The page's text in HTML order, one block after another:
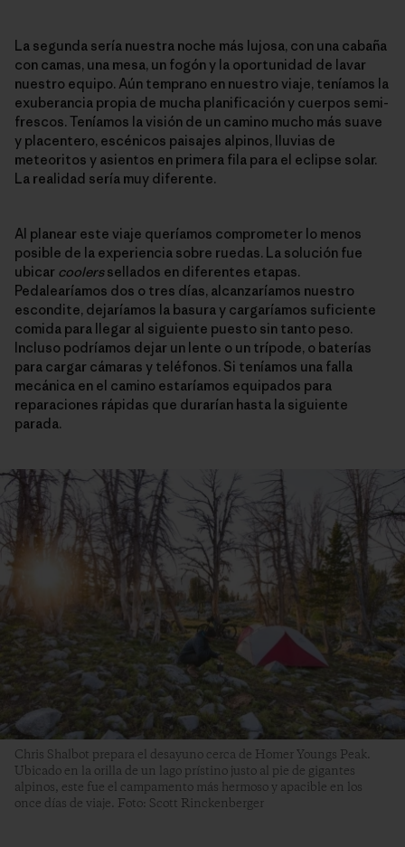
La segunda sería nuestra noche más lujosa, con una cabaña
con camas, una mesa, un fogón y la oportunidad de lavar
nuestro equipo. Aún temprano en nuestro viaje, teníamos la
exuberancia propia de mucha planificación y cuerpos semi-
frescos. Teníamos la visión de un camino mucho más suave
y placentero, escénicos paisajes alpinos, lluvias de
meteoritos y asientos en primera fila para el eclipse solar.
La realidad sería muy diferente.
Al planear este viaje queríamos comprometer lo menos
posible de la experiencia sobre ruedas. La solución fue
ubicar coolerssellados en diferentes etapas.
Pedalearíamos dos o tres días, alcanzaríamos nuestro
escondite, dejaríamos la basura y cargaríamos suficiente
comida para llegar al siguiente puesto sin tanto peso.
Incluso podríamos dejar un lente o un trípode, o baterías
para cargar cámaras y teléfonos. Si teníamos una falla
mecánica en el camino estaríamos equipados para
reparaciones rápidas que durarían hasta la siguiente
parada.
Chris Shalbot prepara el desayuno cerca de Homer Youngs Peak.
Ubicado en la orilla de un lago prístino justo al pie de gigantes
alpinos, este fue el campamento más hermoso y apacible en los
once días de viaje. Foto: Scott Rinckenberger